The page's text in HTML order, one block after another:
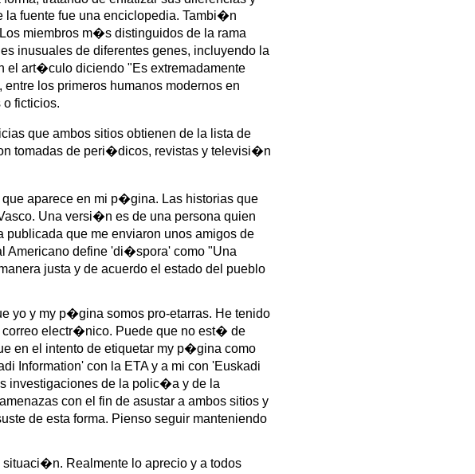
fuente fue una enciclopedia. Tambi�n
miembros m�s distinguidos de la rama
inusuales de diferentes genes, incluyendo la
el art�culo diciendo "Es extremadamente
los primeros humanos modernos en
ficticios.
que ambos sitios obtienen de la lista de
tomadas de peri�dicos, revistas y televisi�n
aparece en mi p�gina. Las historias que
Una versi�n es de una persona quien
que me enviaron unos amigos de
Americano define 'di�spora' como "Una
justa y de acuerdo el estado del pueblo
yo y my p�gina somos pro-etarras. He tenido
correo electr�nico. Puede que no est� de
en el intento de etiquetar my p�gina como
Information' con la ETA y a mi con 'Euskadi
investigaciones de la polic�a y de la
con el fin de asustar a ambos sitios y
de esta forma. Pienso seguir manteniendo
situaci�n. Realmente lo aprecio y a todos